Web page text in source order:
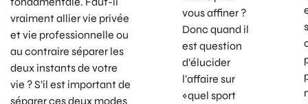
vraiment allier vie privée
et vie professionnelle ou
au contraire séparer les
deux instants de votre
vie ? S’il est important de
séparer ces deux modes
vous affiner ?
Donc quand il
est question
d’élucider
l’affaire sur
«quel sport